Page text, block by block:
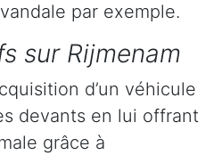
par exemple.
sur Rijmenam
d’un véhicule
devants en lui offrant
grâce à